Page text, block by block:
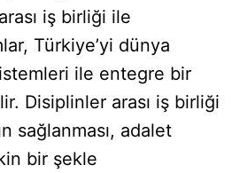
iş birliği ile
Türkiye’yi dünya
ile entegre bir
Disiplinler arası iş birliği
sağlanması, adalet
bir şekle